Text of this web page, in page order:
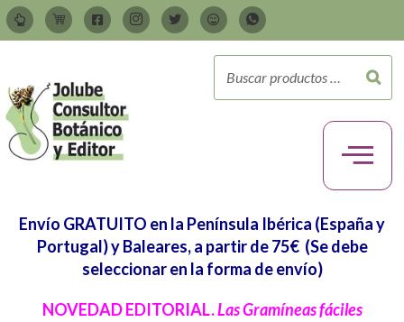
Envío GRATUITO en la Península Ibérica (España y
Portugal) y Baleares, a partir de 75€ (Se debe
seleccionar en la forma de envío)
NOVEDAD EDITORIAL.Las Gramíneas fáciles